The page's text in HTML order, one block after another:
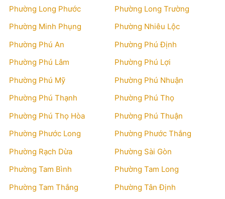
Phường Long Phước
Phường Long Trường
Phường Minh Phụng
Phường Nhiêu Lộc
Phường Phú An
Phường Phú Định
Phường Phú Lâm
Phường Phú Lợi
Phường Phú Mỹ
Phường Phú Nhuận
Phường Phú Thạnh
Phường Phú Thọ
Phường Phú Thọ Hòa
Phường Phú Thuận
Phường Phước Long
Phường Phước Thắng
Phường Rạch Dừa
Phường Sài Gòn
Phường Tam Bình
Phường Tam Long
Phường Tam Thắng
Phường Tân Định